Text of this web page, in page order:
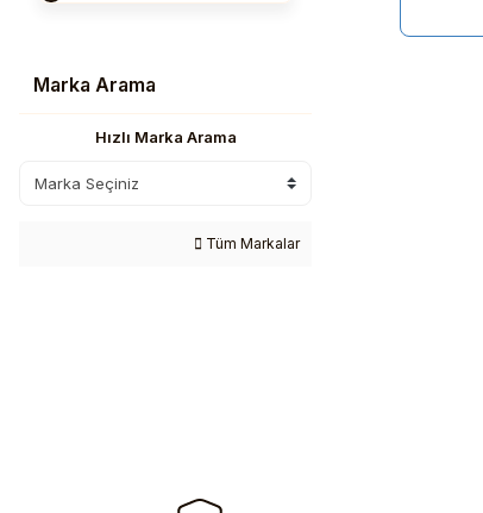
Marka Arama
Hızlı Marka Arama
Tüm Markalar